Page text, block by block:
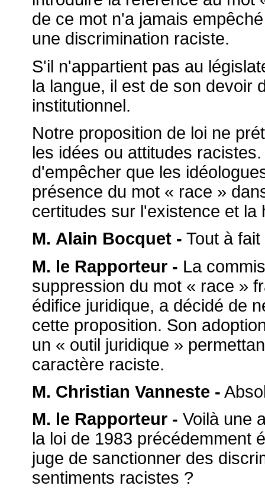
de ce mot n'a jamais
une discrimination raciste.
S'il n'appartient pas au
la langue, il est de son devoir
institutionnel.
Notre proposition de loi ne
les idées ou attitudes
d'empêcher que les
présence du mot « race »
certitudes sur l'existence et
M. Alain Bocquet - Tout à fait
M. le Rapporteur - La
suppression du mot « race »
édifice juridique, a décidé de
cette proposition. Son
un « outil juridique »
caractère raciste.
M. Christian Vanneste -
M. le Rapporteur - Voilà une
la loi de 1983 précédemment
juge de sanctionner des
sentiments racistes ?